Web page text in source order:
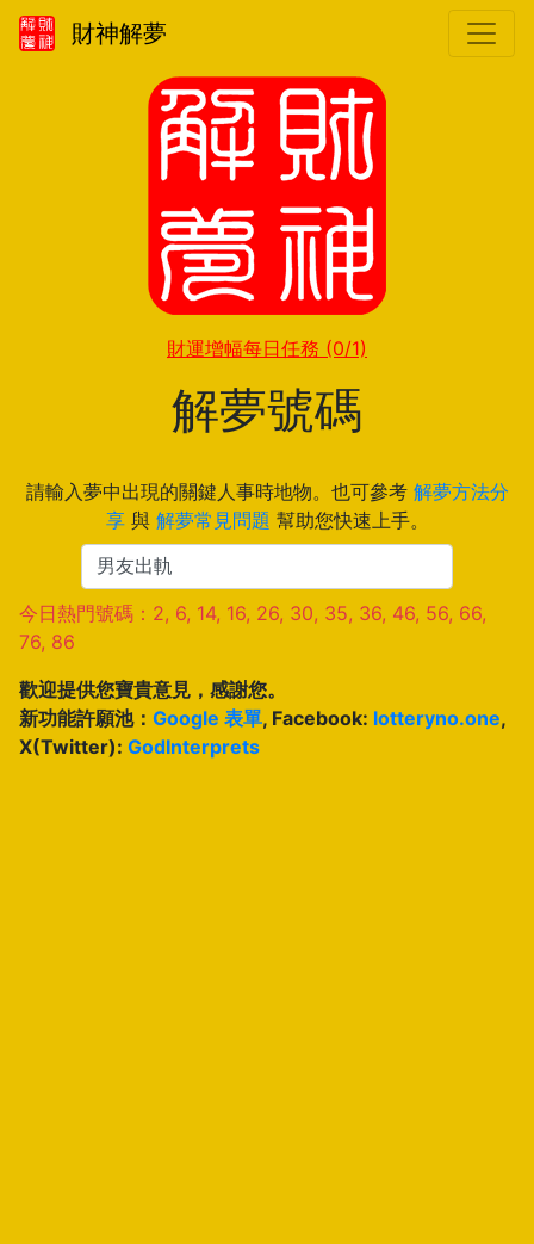
財神解夢
財運增幅每日任務 (0/1)
解夢號碼
請輸入夢中出現的關鍵人事時地物。也可參考 解夢方法分
享與 解夢常見問題 幫助您快速上手。
今日熱門號碼：2, 6, 14, 16, 26, 30, 35, 36, 46, 56, 66,
76, 86
歡迎提供您寶貴意見，感謝您。
新功能許願池： Google 表單, Facebook: lotteryno.one,
X(Twitter): GodInterprets